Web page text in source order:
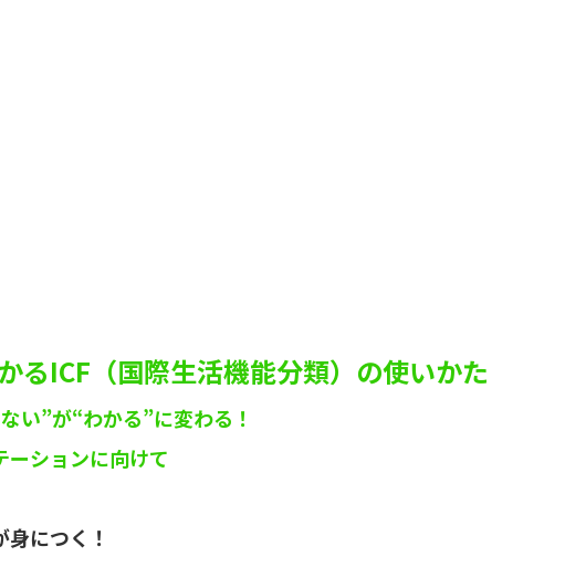
るICF（国際生活機能分類）の使いかた
い”が“わかる”に変わる！
ーションに向けて
につく！